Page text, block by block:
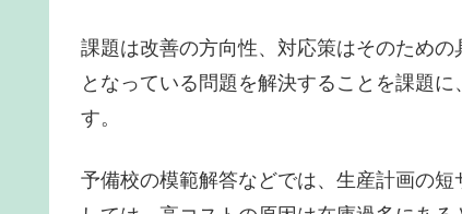
課題は改善の方向性、対応策はそのため
となっている問題を解決することを課題
す。
予備校の模範解答などでは、生産計画の